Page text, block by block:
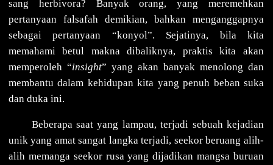
sang herbivora? Banyak orang, yang meremehkan
pertanyaan falsafah demikian, bahkan menganggapnya
sebagai pertanyaan “konyol”. Sejatinya, bila kita
memahami betul makna dibaliknya, praktis kita akan
memperoleh “insight” yang akan banyak menolong dan
membantu dalam kehidupan kita yang penuh beban suka
dan duka ini.
Beberapa saat yang lampau, terjadi sebuah kejadian
unik yang amat sangat langka terjadi, seekor beruang alih-
alih memanga seekor rusa yang dijadikan mangsa buruan